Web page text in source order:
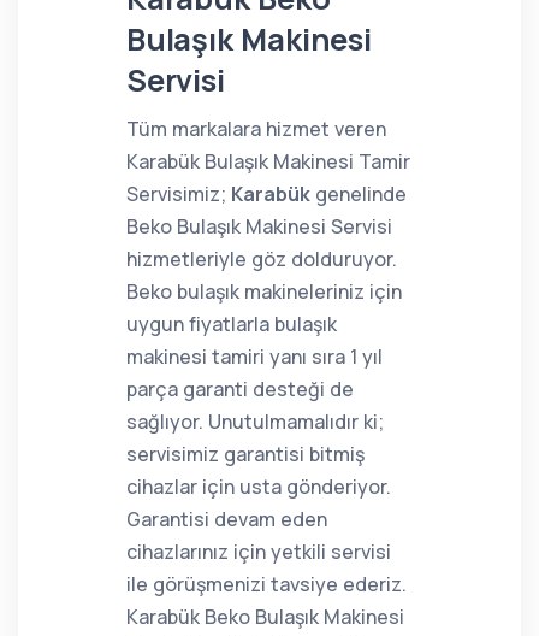
Bulaşık Makinesi
Servisi
Tüm markalara hizmet veren
Karabük Bulaşık Makinesi Tamir
Servisimiz; Karabük genelinde
Beko Bulaşık Makinesi Servisi
hizmetleriyle göz dolduruyor.
Beko bulaşık makineleriniz için
uygun fiyatlarla bulaşık
makinesi tamiri yanı sıra 1 yıl
parça garanti desteği de
sağlıyor. Unutulmamalıdır ki;
servisimiz garantisi bitmiş
cihazlar için usta gönderiyor.
Garantisi devam eden
cihazlarınız için yetkili servisi
ile görüşmenizi tavsiye ederiz.
Karabük Beko Bulaşık Makinesi